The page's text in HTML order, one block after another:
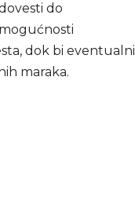
do
dok bi eventualni
maraka.